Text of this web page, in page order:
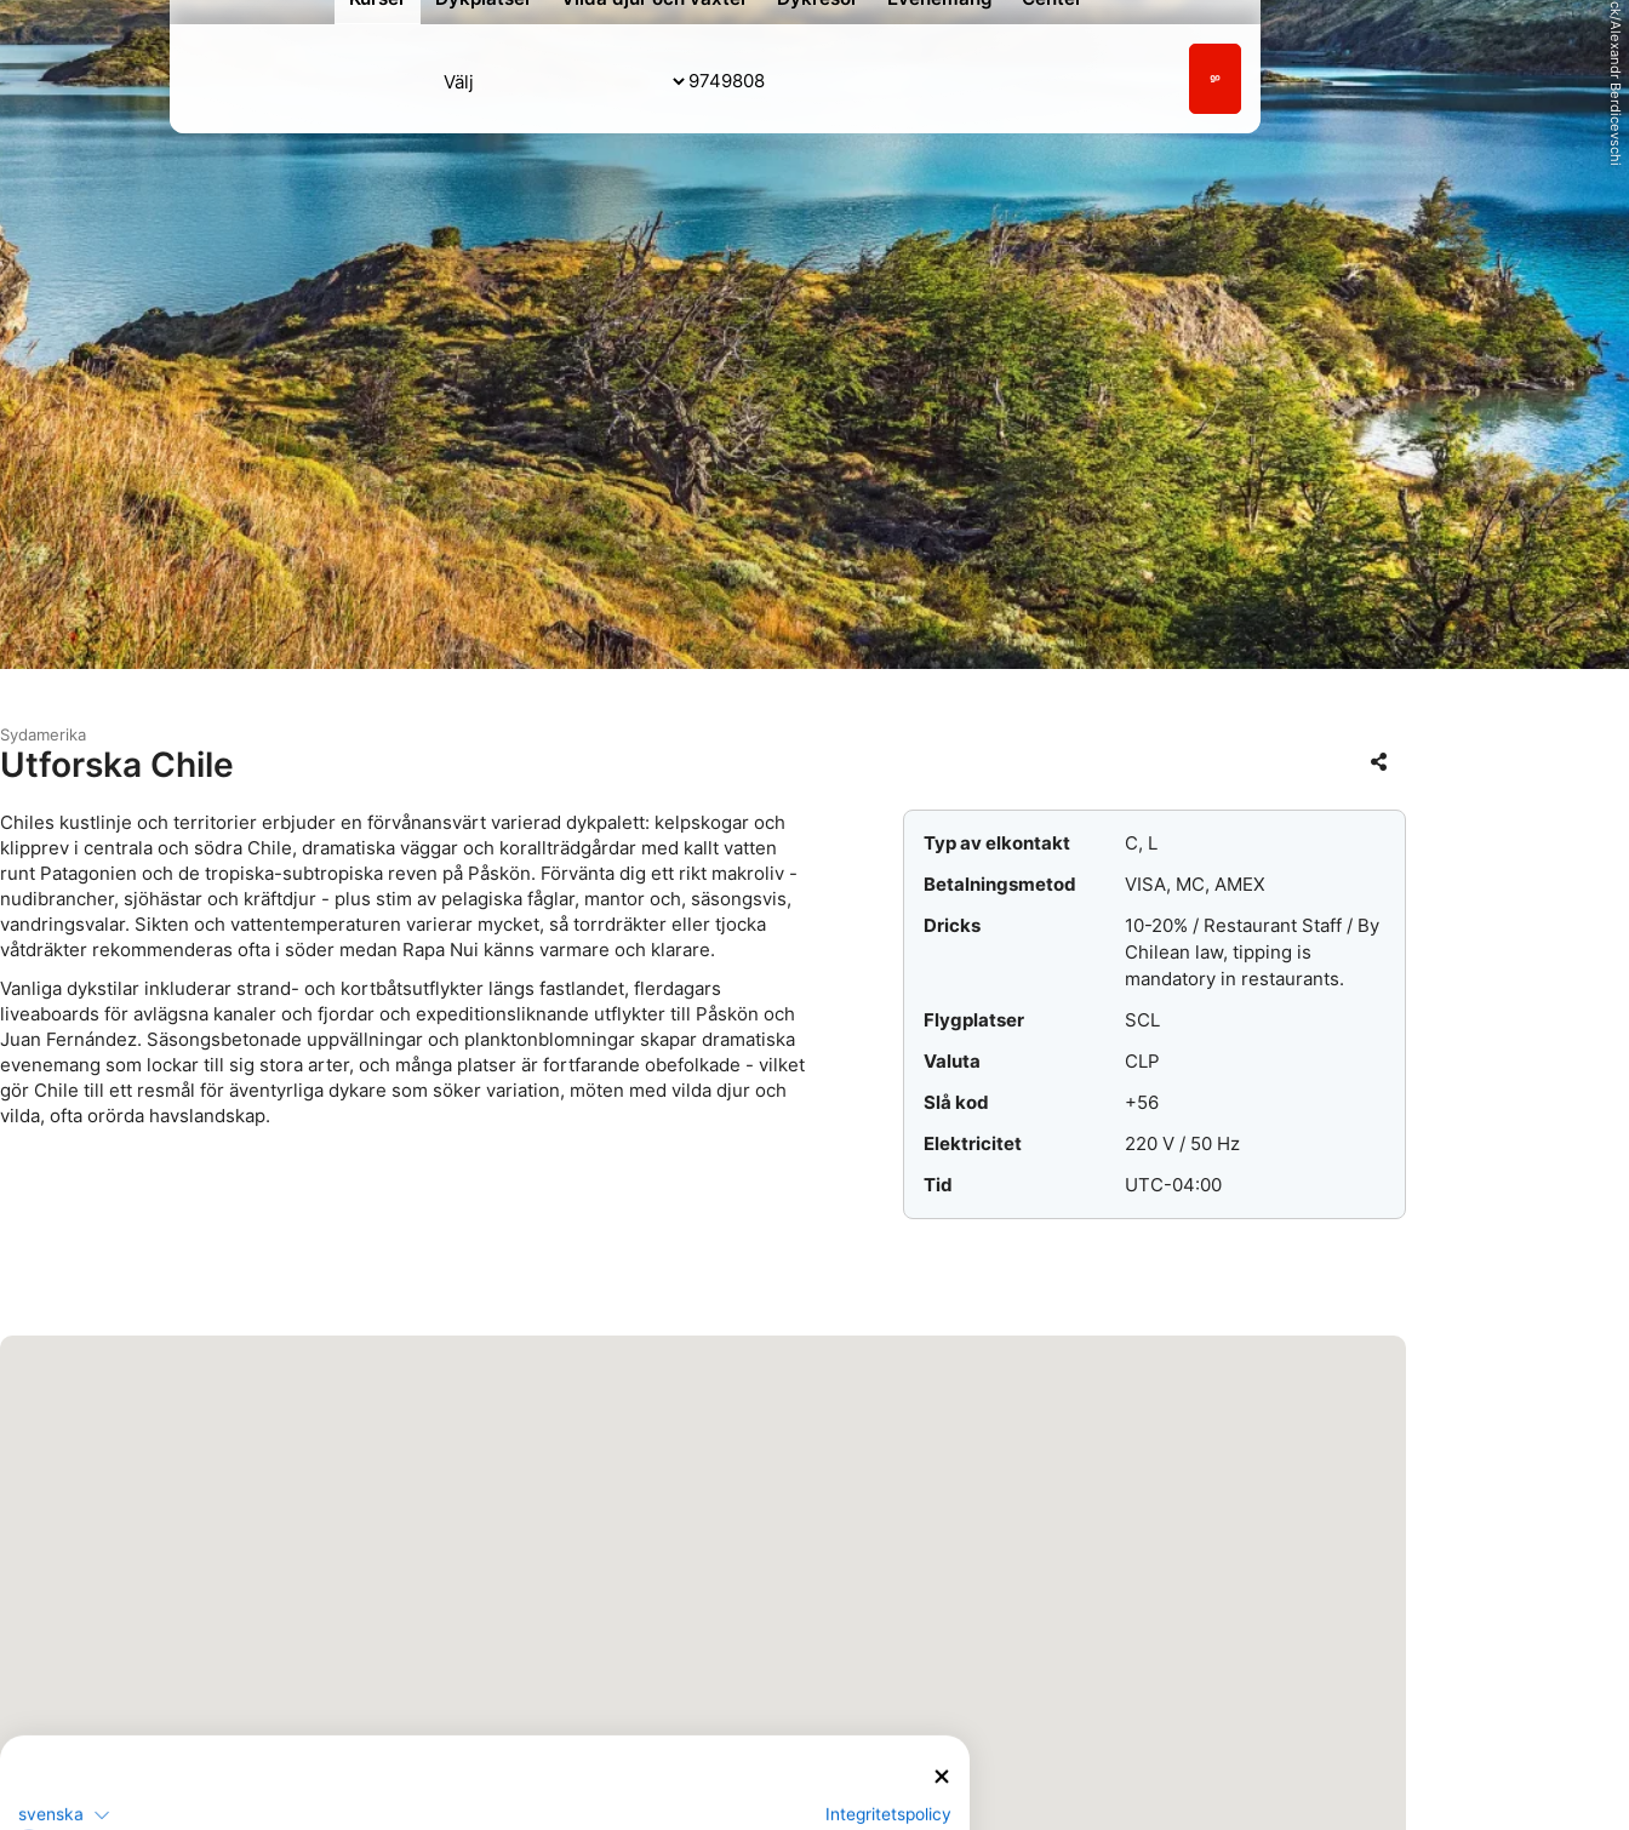
© iStock/Alexandr Berdicevschi
Sydamerika
Utforska Chile
Chiles kustlinje och territorier erbjuder en förvånansvärt varierad dykpalett: kelpskogar och
klipprev i centrala och södra Chile, dramatiska väggar och korallträdgårdar med kallt vatten
runt Patagonien och de tropiska-subtropiska reven på Påskön. Förvänta dig ett rikt makroliv -
nudibrancher, sjöhästar och kräftdjur - plus stim av pelagiska fåglar, mantor och, säsongsvis,
vandringsvalar. Sikten och vattentemperaturen varierar mycket, så torrdräkter eller tjocka
våtdräkter rekommenderas ofta i söder medan Rapa Nui känns varmare och klarare.
Vanliga dykstilar inkluderar strand- och kortbåtsutflykter längs fastlandet, flerdagars
liveaboards för avlägsna kanaler och fjordar och expeditionsliknande utflykter till Påskön och
Juan Fernández. Säsongsbetonade uppvällningar och planktonblomningar skapar dramatiska
evenemang som lockar till sig stora arter, och många platser är fortfarande obefolkade - vilket
gör Chile till ett resmål för äventyrliga dykare som söker variation, möten med vilda djur och
vilda, ofta orörda havslandskap.
Typ av elkontakt
C, L
Betalningsmetod
VISA, MC, AMEX
Dricks
10-20% / Restaurant Staff / By
Chilean law, tipping is
mandatory in restaurants.
Flygplatser
SCL
Valuta
CLP
Slå kod
+56
Elektricitet
220 V / 50 Hz
Tid
UTC-04:00
svenska Integritetspolicy